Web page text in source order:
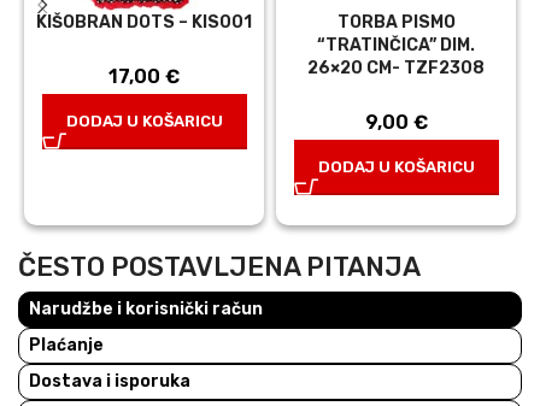
KIŠOBRAN DOTS – KIS001
17,00 €
DODAJ U KOŠARICU
TORBA PISMO
“TRATINČICA” DIM.
26×20 CM- TZF2308
9,00 €
DODAJ U KOŠARICU
ČESTO POSTAVLJENA PITANJA
Narudžbe i korisnički račun
Plaćanje
Dostava i isporuka